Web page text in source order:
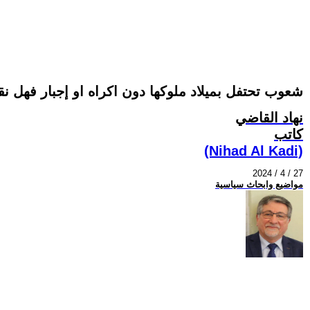
شعوب تحتفل بميلاد ملوكها دون اكراه او إجبار فهل
نهاد القاضي
كاتب
(Nihad Al Kadi)
2024 / 4 / 27
مواضيع وابحاث سياسية